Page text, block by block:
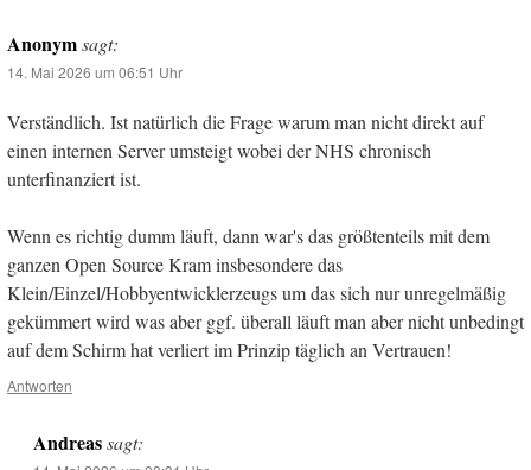
Anonymsagt:
14. Mai 2026 um 06:51 Uhr
Verständlich. Ist natürlich die Frage warum man nicht direkt auf
einen internen Server umsteigt wobei der NHS chronisch
unterfinanziert ist.
Wenn es richtig dumm läuft, dann war's das größtenteils mit dem
ganzen Open Source Kram insbesondere das
Klein/Einzel/Hobbyentwicklerzeugs um das sich nur unregelmäßig
gekümmert wird was aber ggf. überall läuft man aber nicht unbedingt
auf dem Schirm hat verliert im Prinzip täglich an Vertrauen!
Antworten
Andreas sagt: